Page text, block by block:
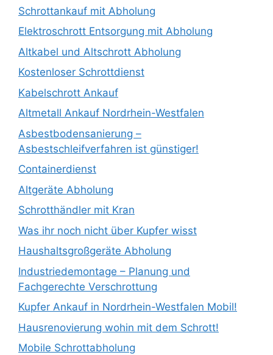
Schrottankauf mit Abholung
Elektroschrott Entsorgung mit Abholung
Altkabel und Altschrott Abholung
Kostenloser Schrottdienst
Kabelschrott Ankauf
Altmetall Ankauf Nordrhein-Westfalen
Asbestbodensanierung –
Asbestschleifverfahren ist günstiger!
Containerdienst
Altgeräte Abholung
Schrotthändler mit Kran
Was ihr noch nicht über Kupfer wisst
Haushaltsgroßgeräte Abholung
Industriedemontage – Planung und
Fachgerechte Verschrottung
Kupfer Ankauf in Nordrhein-Westfalen Mobil!
Hausrenovierung wohin mit dem Schrott!
Mobile Schrottabholung